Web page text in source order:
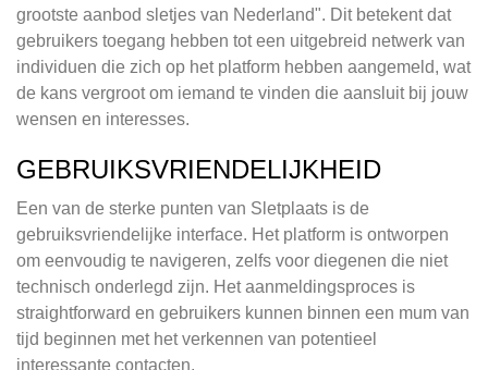
grootste aanbod sletjes van Nederland". Dit betekent dat
gebruikers toegang hebben tot een uitgebreid netwerk van
individuen die zich op het platform hebben aangemeld, wat
de kans vergroot om iemand te vinden die aansluit bij jouw
wensen en interesses.
GEBRUIKSVRIENDELIJKHEID
Een van de sterke punten van Sletplaats is de
gebruiksvriendelijke interface. Het platform is ontworpen
om eenvoudig te navigeren, zelfs voor diegenen die niet
technisch onderlegd zijn. Het aanmeldingsproces is
straightforward en gebruikers kunnen binnen een mum van
tijd beginnen met het verkennen van potentieel
interessante contacten.